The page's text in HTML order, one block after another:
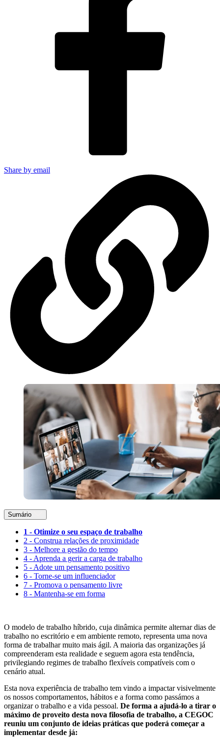
Share by email
Sumário
1 - Otimize o seu espaço de trabalho
2 - Construa relações de proximidade
3 - Melhore a gestão do tempo
4 - Aprenda a gerir a carga de trabalho
5 - Adote um pensamento positivo
6 - Torne-se um influenciador
7 - Promova o pensamento livre
8 - Mantenha-se em forma
O modelo de trabalho híbrido, cuja dinâmica permite alternar dias de
trabalho no escritório e em ambiente remoto, representa uma nova
forma de trabalhar muito mais ágil. A maioria das organizações já
compreenderam esta realidade e seguem agora esta tendência,
privilegiando regimes de trabalho flexíveis compatíveis com o
cenário atual.
Esta nova experiência de trabalho tem vindo a impactar visivelmente
os nossos comportamentos, hábitos e a forma como passámos a
organizar o trabalho e a vida pessoal. De forma a ajudá-lo a tirar o
máximo de proveito desta nova filosofia de trabalho, a CEGOC
reuniu um conjunto de ideias práticas que poderá começar a
implementar desde já: